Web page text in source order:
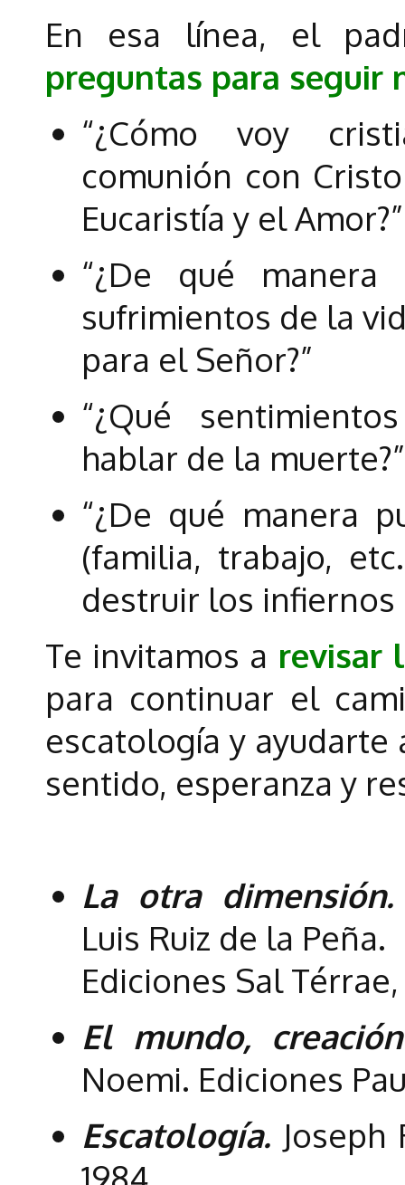
En esa línea, el
preguntas para seguir
“¿Cómo voy
comunión con
Eucaristía y el Amor?”
“¿De qué
sufrimientos de la
para el Señor?”
“¿Qué
hablar de la muerte?”
“¿De qué manera
(familia, trabajo,
destruir los infiernos
Te invitamos a revisar
para continuar el
escatología y
sentido, esperanza y
La otra
Luis Ruiz de la Peña.
Ediciones Sal Térrae,
El mundo,
Noemi. Ediciones
Escatología.